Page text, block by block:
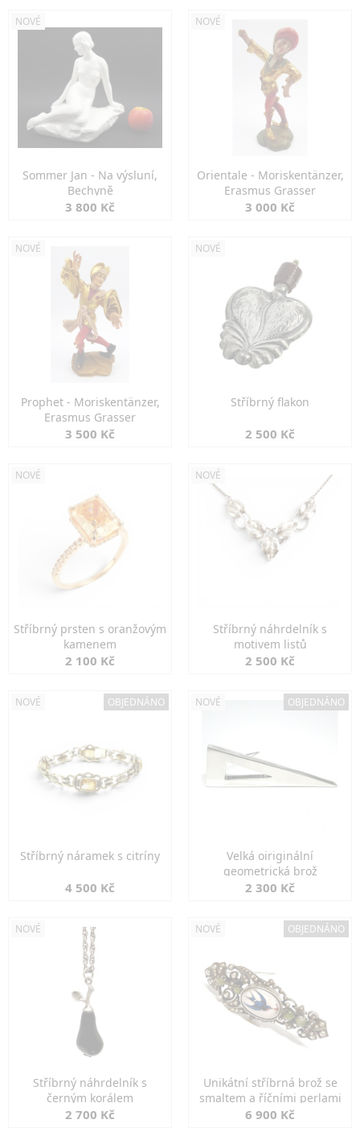
NOVÉ
Sommer Jan - Na výsluní,
Bechyně
3 800 Kč
NOVÉ
Orientale - Moriskentänzer,
Erasmus Grasser
3 000 Kč
NOVÉ
Prophet - Moriskentänzer,
Erasmus Grasser
3 500 Kč
NOVÉ
Stříbrný flakon
2 500 Kč
NOVÉ
Stříbrný prsten s oranžovým
kamenem
2 100 Kč
NOVÉ
Stříbrný náhrdelník s
motivem listů
2 500 Kč
NOVÉ OBJEDNÁNO
Stříbrný náramek s citríny
4 500 Kč
NOVÉ OBJEDNÁNO
Velká oiriginální
geometrická brož
2 300 Kč
NOVÉ
Stříbrný náhrdelník s
černým korálem
2 700 Kč
NOVÉ OBJEDNÁNO
Unikátní stříbrná brož se
smaltem a říčními perlami
6 900 Kč